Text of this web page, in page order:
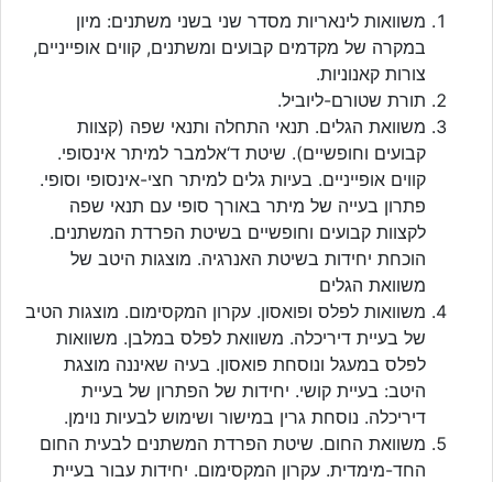
משוואות לינאריות מסדר שני בשני משתנים: מיון
במקרה של מקדמים קבועים ומשתנים, קווים אופייניים,
צורות קאנוניות.
תורת שטורם-ליוביל.
משוואת הגלים. תנאי התחלה ותנאי שפה (קצוות
קבועים וחופשיים). שיטת ד‘אלמבר למיתר אינסופי.
קווים אופייניים. בעיות גלים למיתר חצי-אינסופי וסופי.
פתרון בעייה של מיתר באורך סופי עם תנאי שפה
לקצוות קבועים וחופשיים בשיטת הפרדת המשתנים.
הוכחת יחידות בשיטת האנרגיה. מוצגות היטב של
משוואת הגלים
משוואות לפלס ופואסון. עקרון המקסימום. מוצגות הטיב
של בעיית דיריכלה. משוואת לפלס במלבן. משוואות
לפלס במעגל ונוסחת פואסון. בעיה שאיננה מוצגת
היטב: בעיית קושי. יחידות של הפתרון של בעיית
דיריכלה. נוסחת גרין במישור ושימוש לבעיות נוימן.
משוואת החום. שיטת הפרדת המשתנים לבעית החום
החד-מימדית. עקרון המקסימום. יחידות עבור בעיית